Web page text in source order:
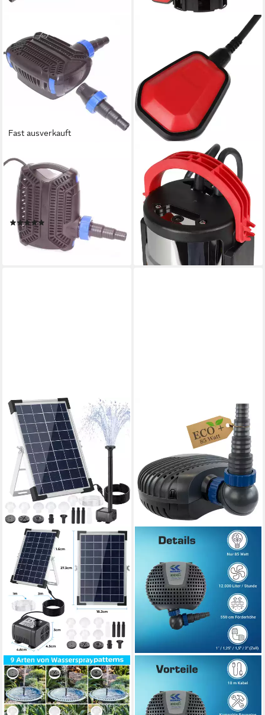
Fast ausverkauft
APEX
Teichpumpe Teichpumpe ECO
Bachlaufpumpe CTF
Filterpumpe Teichfilter
Wasser
(1)
98,90 €
lieferbar - in 6-7 Werktagen bei dir
WALTER
Filterpumpe Walter 2- in-1
Schmutz- und
Klarwasserpumpe WWS-
SWP750-L01 750 W - 630
76,49 € UVP94,96 €
-19%
lieferbar - in 2-3 Werktagen bei dir
TLGREEN
Solarpumpe Solar
Teichpumpe, (170L/h Solar
Springbrunnen,Solar
KERRY
Teichpumpe ECO 12000 L/H,
nur 85 Watt, Vorfilterkammer,
5,5m Förderhöhe